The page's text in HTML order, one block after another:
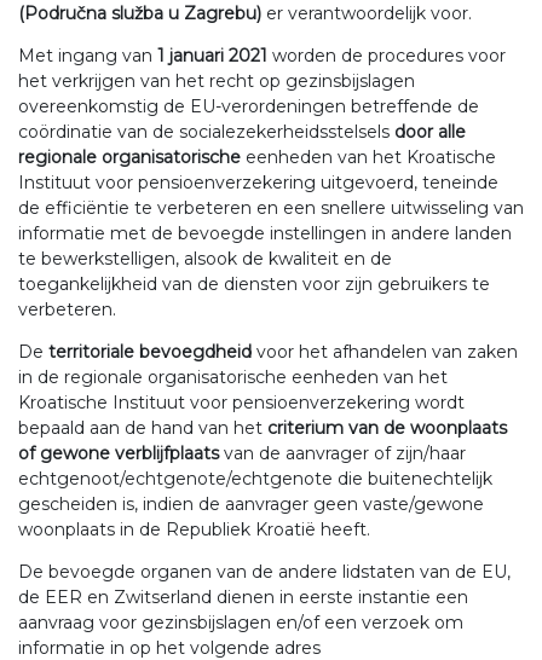
(Područna služba u Zagrebu) er verantwoordelijk voor.
Met ingang van 1 januari 2021 worden de procedures voor
het verkrijgen van het recht op gezinsbijslagen
overeenkomstig de EU-verordeningen betreffende de
coördinatie van de socialezekerheidsstelsels door alle
regionale organisatorische eenheden van het Kroatische
Instituut voor pensioenverzekering uitgevoerd, teneinde
de efficiëntie te verbeteren en een snellere uitwisseling van
informatie met de bevoegde instellingen in andere landen
te bewerkstelligen, alsook de kwaliteit en de
toegankelijkheid van de diensten voor zijn gebruikers te
verbeteren.
De territoriale bevoegdheid voor het afhandelen van zaken
in de regionale organisatorische eenheden van het
Kroatische Instituut voor pensioenverzekering wordt
bepaald aan de hand van het criterium van de woonplaats
of gewone verblijfplaatsvan de aanvrager of zijn/haar
echtgenoot/echtgenote/echtgenote die buitenechtelijk
gescheiden is, indien de aanvrager geen vaste/gewone
woonplaats in de Republiek Kroatië heeft.
De bevoegde organen van de andere lidstaten van de EU,
de EER en Zwitserland dienen in eerste instantie een
aanvraag voor gezinsbijslagen en/of een verzoek om
informatie in op het volgende adres